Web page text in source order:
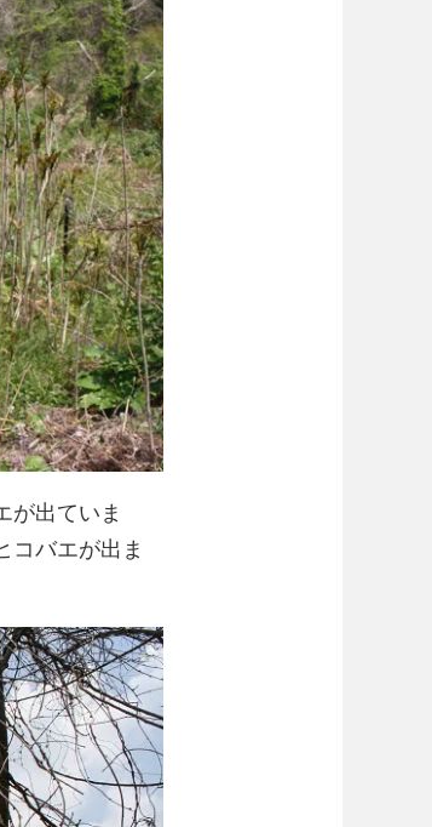
が出ていま
コバエが出ま